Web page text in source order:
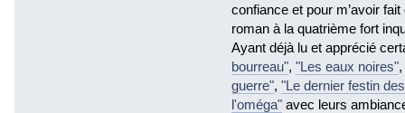
confiance et pour m’avoir
roman à la quatrième fort
Ayant déjà lu et apprécié
bourreau", "Les eaux noires",
guerre", "Le dernier festin
l'oméga" avec leurs